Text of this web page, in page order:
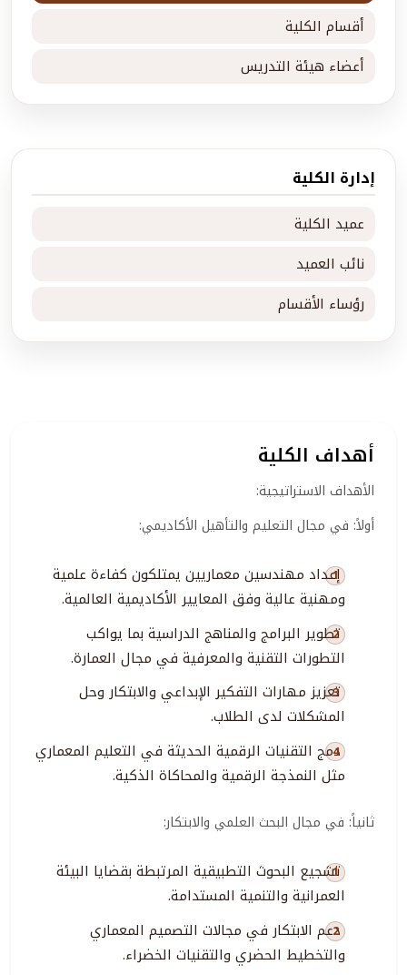
أقسام الكلية
أعضاء هيئة التدريس
إدارة الكلية
عميد الكلية
نائب العميد
رؤساء الأقسام
أهداف الكلية
الأهداف الاستراتيجية:
أولاً: في مجال التعليم والتأهيل الأكاديمي:
إعداد مهندسين معماريين يمتلكون كفاءة علمية
ومهنية عالية وفق المعايير الأكاديمية العالمية.
تطوير البرامج والمناهج الدراسية بما يواكب
التطورات التقنية والمعرفية في مجال العمارة.
تعزيز مهارات التفكير الإبداعي والابتكار وحل
المشكلات لدى الطلاب.
دمج التقنيات الرقمية الحديثة في التعليم المعماري
مثل النمذجة الرقمية والمحاكاة الذكية.
ثانياً: في مجال البحث العلمي والابتكار:
تشجيع البحوث التطبيقية المرتبطة بقضايا البيئة
العمرانية والتنمية المستدامة.
دعم الابتكار في مجالات التصميم المعماري
والتخطيط الحضري والتقنيات الخضراء.